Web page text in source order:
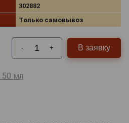
302882
Только самовывоз
- + В заявку
50 мл